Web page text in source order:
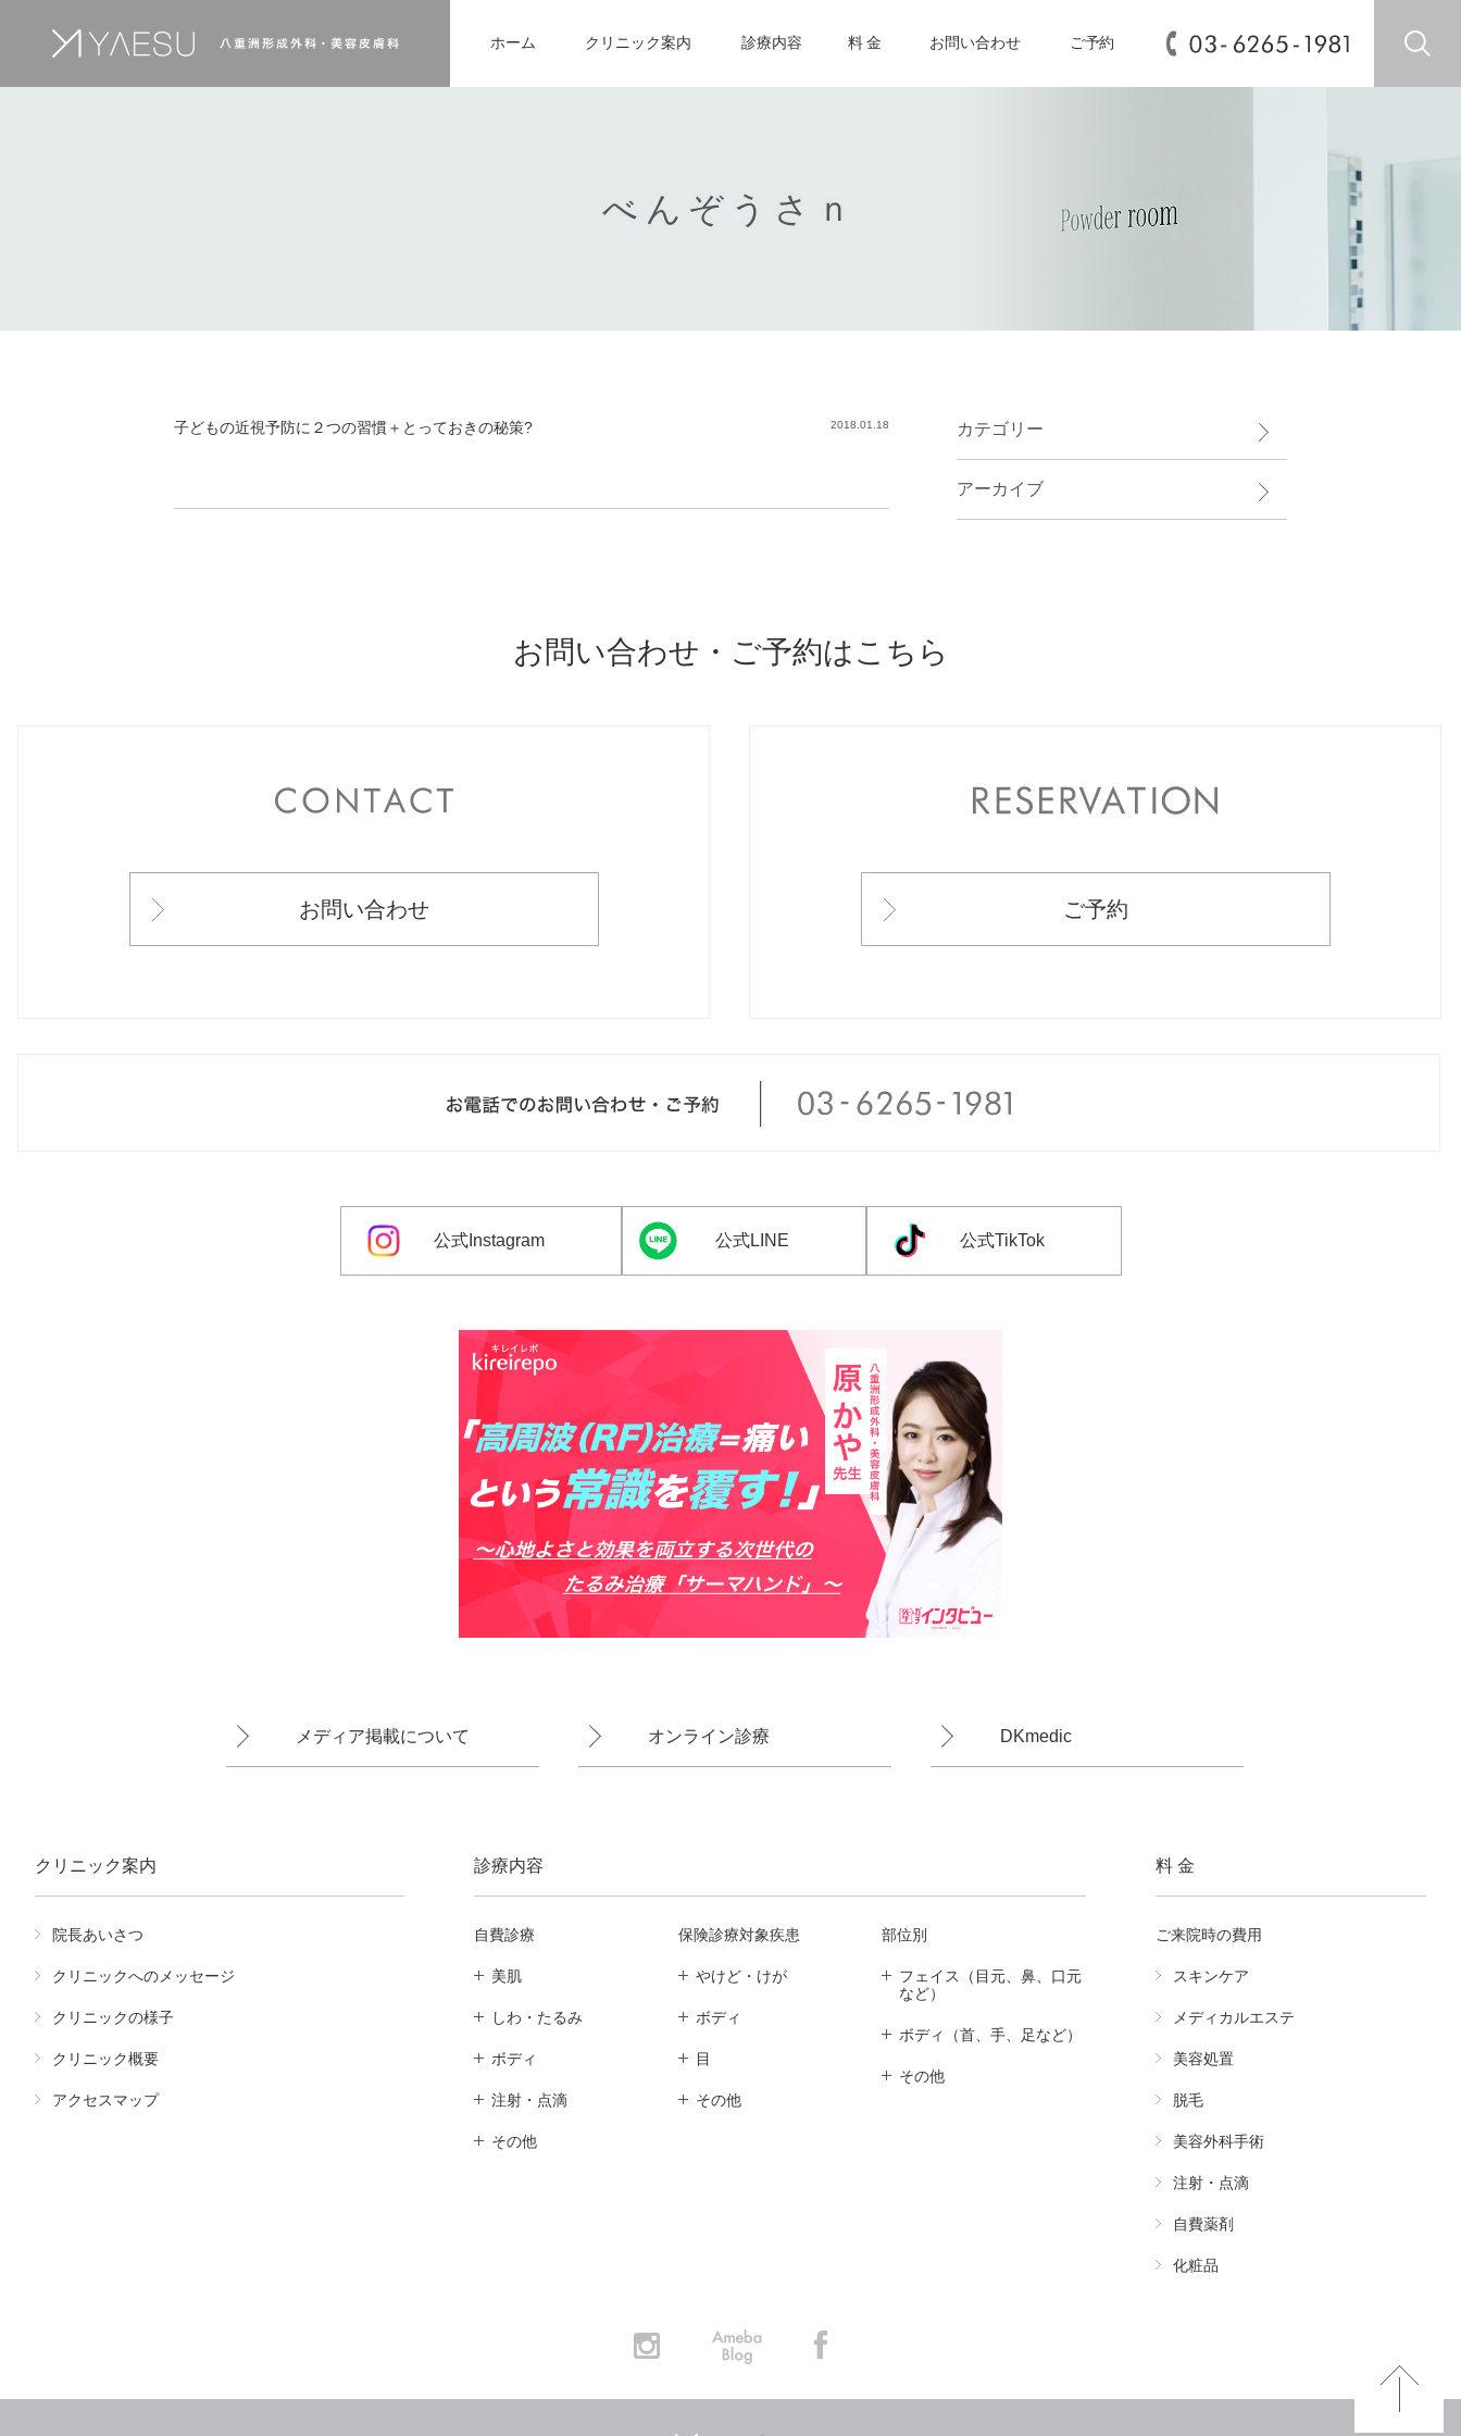
ホーム クリニック案内 診療内容 料 金 お問い合わせ ご予約
べんぞうさｎ
カテゴリー
アーカイブ
子どもの近視予防に２つの習慣＋とっておきの秘策? 2018.01.18
お問い合わせ・ご予約はこちら
お問い合わせ ご予約
公式Instagram 公式LINE 公式TikTok
メディア掲載について オンライン診療 DKmedic
クリニック案内
院長あいさつ
クリニックへのメッセージ
クリニックの様子
クリニック概要
アクセスマップ
診療内容
自費診療
美肌
しわ・たるみ
ボディ
注射・点滴
その他
保険診療対象疾患
やけど・けが
ボディ
目
その他
部位別
フェイス（目元、鼻、口元
など）
ボディ（首、手、足など）
その他
料 金
ご来院時の費用
スキンケア
メディカルエステ
美容処置
脱毛
美容外科手術
注射・点滴
自費薬剤
化粧品